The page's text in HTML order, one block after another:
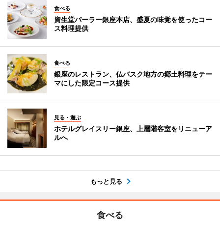
食べる
資生堂パーラー銀座本店、盛夏の味覚を使ったコー
ス料理提供
食べる
銀座のレストラン、仏バスク地方の郷土料理をテー
マにした限定コース提供
見る・遊ぶ
ホテルグレイスリー銀座、上層階客室をリニューア
ルへ
もっと見る
食べる